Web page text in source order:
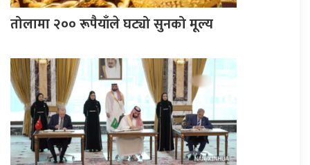
तोलामा २०० रूपैयाँले घट्यो सुनको मूल्य